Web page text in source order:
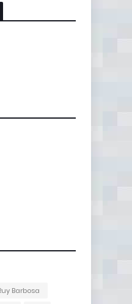
Barbosa